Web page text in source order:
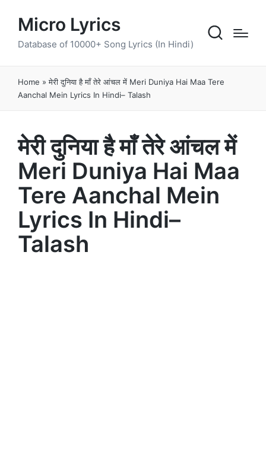
Micro Lyrics
Database of 10000+ Song Lyrics (In Hindi)
Home »मेरी दुनिया है माँ तेरे आंचल में Meri Duniya Hai Maa Tere
Aanchal Mein Lyrics In Hindi– Talash
मेरी दुनिया है माँ तेरे आंचल में
Meri Duniya Hai Maa
Tere Aanchal Mein
Lyrics In Hindi–
Talash